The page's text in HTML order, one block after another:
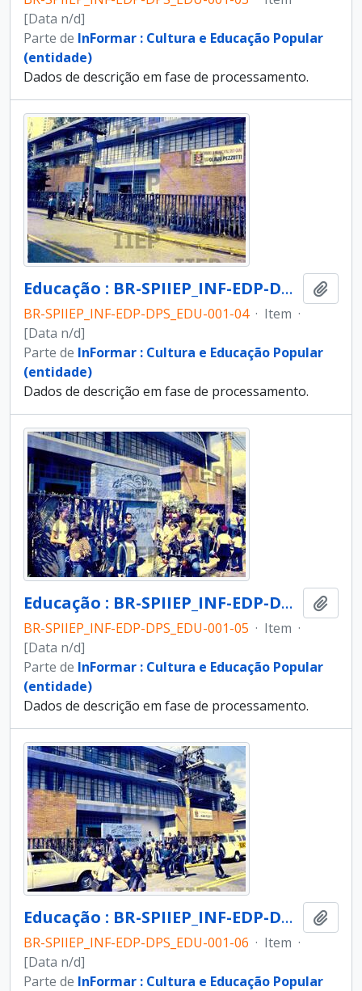
[Data n/d]
Parte de InFormar : Cultura e Educação Popular
(entidade)
Dados de descrição em fase de processamento.
Educação : BR-SPIIEP_INF-EDP-DPS_EDU-001-04 [diapositivo]
BR-SPIIEP_INF-EDP-DPS_EDU-001-04 · Item ·
[Data n/d]
Parte de InFormar : Cultura e Educação Popular
(entidade)
Dados de descrição em fase de processamento.
Educação : BR-SPIIEP_INF-EDP-DPS_EDU-001-05 [diapositivo]
BR-SPIIEP_INF-EDP-DPS_EDU-001-05 · Item ·
[Data n/d]
Parte de InFormar : Cultura e Educação Popular
(entidade)
Dados de descrição em fase de processamento.
Educação : BR-SPIIEP_INF-EDP-DPS_EDU-001-06 [diapositivo]
BR-SPIIEP_INF-EDP-DPS_EDU-001-06 · Item ·
[Data n/d]
Parte de InFormar : Cultura e Educação Popular